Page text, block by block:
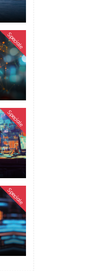
Speciale
Speciale
Speciale